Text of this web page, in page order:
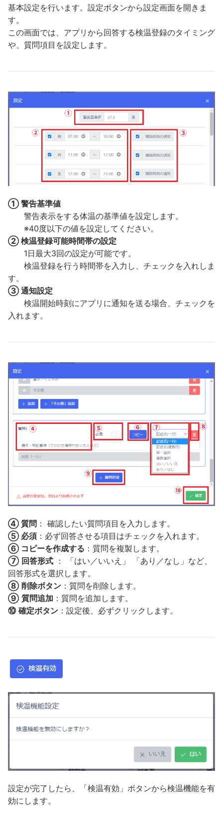
基本設定を行います。設定ボタンから設定画面を開きま
す。
この画面では、アプリから回答する検温登録のタイミング
や、質問項目を設定します。
① 警告基準値
警告表示をする体温の基準値を設定します。
※40度以下の値を設定してください。
② 検温登録可能時間帯の設定
1日最大3回の設定が可能です。
検温登録を行う時間帯を入力し、チェックを入れしま
す。
③ 通知設定
検温開始時刻にアプリに通知を送る場合、チェックを
入れます。
④ 質問 ： 確認したい質問項目を入力します。
⑤ 必須 ：必ず回答させる項目はチェックを入れます。
⑥ コピーを作成する ：質問を複製します。
⑦ 回答形式 ： 「はい／いいえ」 「あり／なし」など、
回答形式を選択します。
⑧ 削除ボタン ：質問を削除します。
⑨ 質問追加 ：質問を追加します。
⑩ 確定ボタン ：設定後、必ずクリックします。
設定が完了したら、「検温有効」ボタンから検温機能を有
効にします。